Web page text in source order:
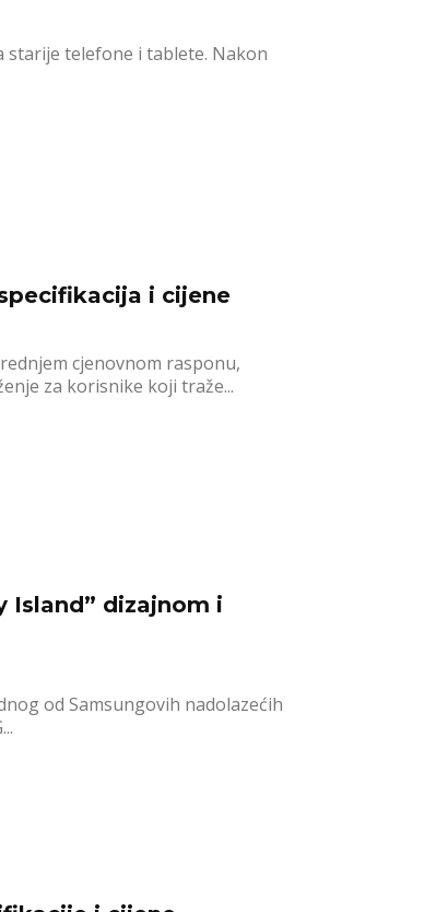
starije telefone i tablete. Nakon
i cijene
cjenovnom rasponu,
za korisnike koji traže...
Island” dizajnom i
od Samsungovih nadolazećih